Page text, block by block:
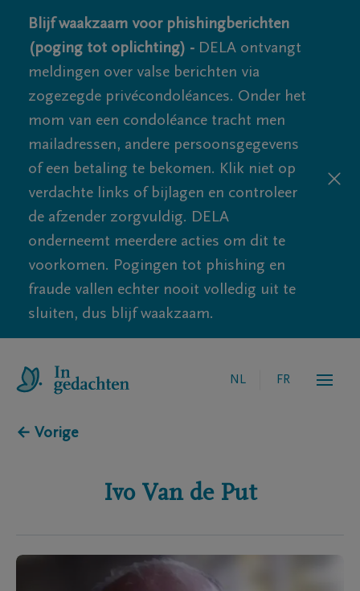
Blijf waakzaam voor phishingberichten
(poging tot oplichting) - DELA ontvangt
meldingen over valse berichten via
zogezegde privécondoléances. Onder het
mom van een condoléance tracht men
mailadressen, andere persoonsgegevens
of een betaling te bekomen. Klik niet op
verdachte links of bijlagen en controleer
de afzender zorgvuldig. DELA
onderneemt meerdere acties om dit te
voorkomen. Pogingen tot phishing en
fraude vallen echter nooit volledig uit te
sluiten, dus blijf waakzaam.
NL FR
← Vorige
Ivo Van de Put